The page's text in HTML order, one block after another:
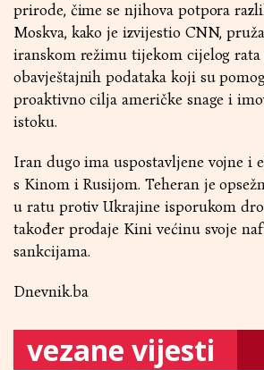
prirode, čime se njihova potpora
Moskva, kako je izvijestio CNN,
iranskom režimu tijekom cijelog
obavještajnih podataka koji su
proaktivno cilja američke snage i
istoku.
Iran dugo ima uspostavljene vojne i
s Kinom i Rusijom. Teheran je
u ratu protiv Ukrajine isporukom
također prodaje Kini većinu svoje
sankcijama.
Dnevnik.ba
vezane vijesti